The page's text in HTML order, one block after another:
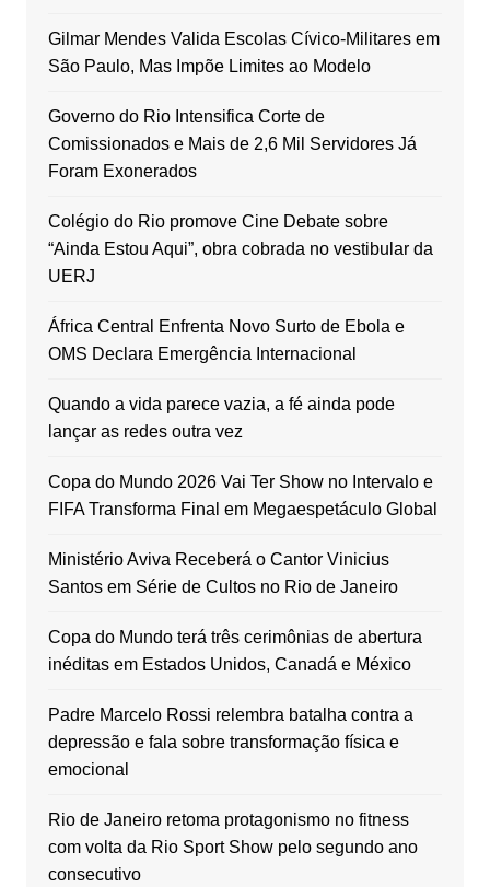
Gilmar Mendes Valida Escolas Cívico-Militares em
São Paulo, Mas Impõe Limites ao Modelo
Governo do Rio Intensifica Corte de
Comissionados e Mais de 2,6 Mil Servidores Já
Foram Exonerados
Colégio do Rio promove Cine Debate sobre
“Ainda Estou Aqui”, obra cobrada no vestibular da
UERJ
África Central Enfrenta Novo Surto de Ebola e
OMS Declara Emergência Internacional
Quando a vida parece vazia, a fé ainda pode
lançar as redes outra vez
Copa do Mundo 2026 Vai Ter Show no Intervalo e
FIFA Transforma Final em Megaespetáculo Global
Ministério Aviva Receberá o Cantor Vinicius
Santos em Série de Cultos no Rio de Janeiro
Copa do Mundo terá três cerimônias de abertura
inéditas em Estados Unidos, Canadá e México
Padre Marcelo Rossi relembra batalha contra a
depressão e fala sobre transformação física e
emocional
Rio de Janeiro retoma protagonismo no fitness
com volta da Rio Sport Show pelo segundo ano
consecutivo